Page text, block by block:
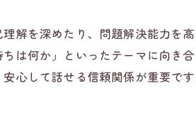
一覧で知る代表的な手法
における効果的な技法の選び方
5つの比較と活用ポイント
たい判断基準
解を深めたり、問題解決能力を
は何か」といったテーマに向き
心して話せる信頼関係が重要です